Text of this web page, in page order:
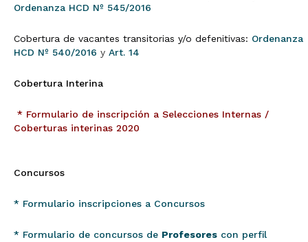
Ordenanza HCD Nº 545/2016
Cobertura de vacantes transitorias y/o defenitivas: Ordenanza
HCD Nº 540/2016 y Art. 14
Cobertura Interina
* Formulario de inscripción a Selecciones Internas /
Coberturas interinas 2020
Concursos
* Formulario inscripciones a Concursos
* Formulario de concursos de Profesores con perfil